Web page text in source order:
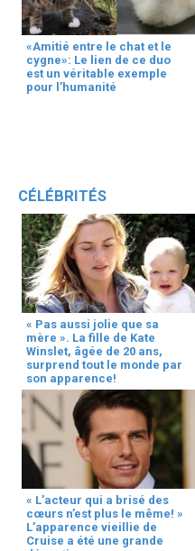
«Amitié entre le chat et le
cygne»: Le lien de ce duo
est un véritable exemple
pour l’humanité
CÉLÉBRITÉS
« Pas aussi jolie que sa
mère ». La fille de Kate
Winslet, âgée de 20 ans,
surprend tout le monde par
son apparence!
« L’acteur qui a brisé des
cœurs n’est plus le même! »
L’apparence vieillie de
Cruise a été une grande